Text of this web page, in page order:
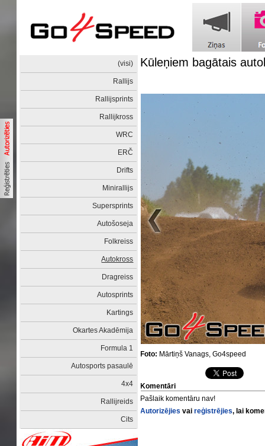
(visi)
Rallijs
Rallijsprints
Rallijkross
WRC
ERČ
Drifts
Minirallijs
Supersprints
Autošoseja
Folkreiss
Autokross
Dragreiss
Autosprints
Kartings
Okartes Akadēmija
Formula 1
Autosports pasaulē
4x4
Rallijreids
Cits
Kūleņiem bagātais
Foto: Mārtiņš Vanags, Go4speed
Komentāri
Pašlaik komentāru nav!
Autorizējies vaireģistrējies, lai